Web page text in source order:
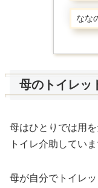
なな
母のトイレッ
母はひとりでは用
トイレ介助していま
母が自分でトイレ